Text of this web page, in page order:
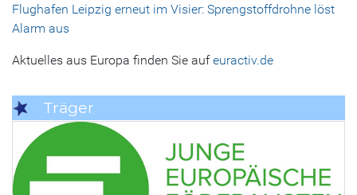
Flughafen Leipzig erneut im Visier: Sprengstoffdrohne löst
Alarm aus
Aktuelles aus Europa finden Sie aufeuractiv.de
Träger